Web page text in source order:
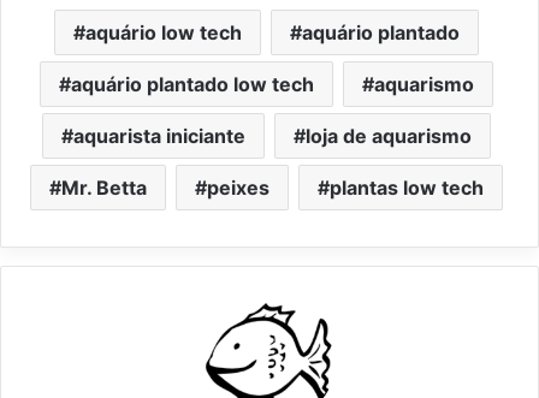
aquário low tech aquário plantado
aquário plantado low tech aquarismo
aquarista iniciante loja de aquarismo
Mr. Betta peixes plantas low tech